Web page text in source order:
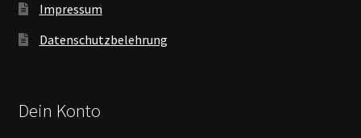
Impressum
Datenschutzbelehrung
Dein Konto